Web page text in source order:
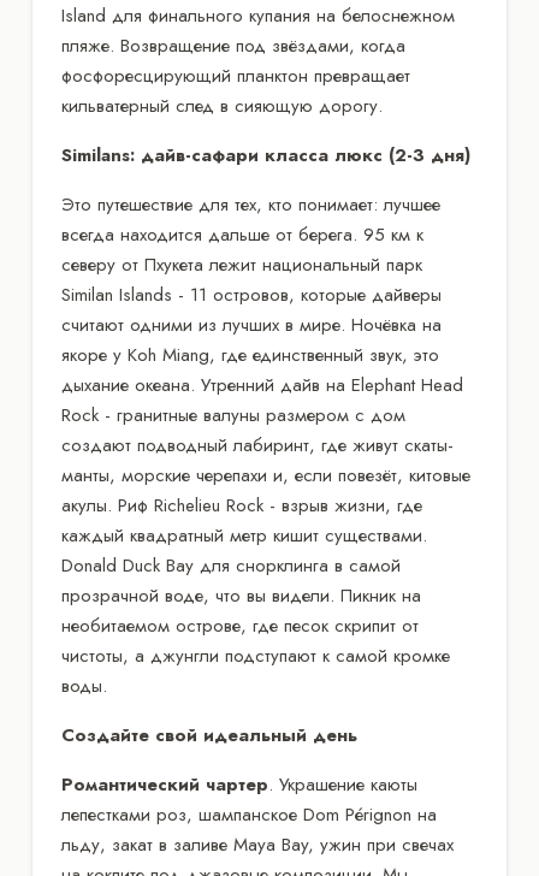
Island для финального купания на белоснежном
пляже. Возвращение под звёздами, когда
фосфоресцирующий планктон превращает
кильватерный след в сияющую дорогу.
Similans: дайв-сафари класса люкс (2-3 дня)
Это путешествие для тех, кто понимает: лучшее
всегда находится дальше от берега. 95 км к
северу от Пхукета лежит национальный парк
Similan Islands - 11 островов, которые дайверы
считают одними из лучших в мире. Ночёвка на
якоре у Koh Miang, где единственный звук, это
дыхание океана. Утренний дайв на Elephant Head
Rock - гранитные валуны размером с дом
создают подводный лабиринт, где живут скаты-
манты, морские черепахи и, если повезёт, китовые
акулы. Риф Richelieu Rock - взрыв жизни, где
каждый квадратный метр кишит существами.
Donald Duck Bay для снорклинга в самой
прозрачной воде, что вы видели. Пикник на
необитаемом острове, где песок скрипит от
чистоты, а джунгли подступают к самой кромке
воды.
Создайте свой идеальный день
Романтический чартер. Украшение каюты
лепестками роз, шампанское Dom Pérignon на
льду, закат в заливе Maya Bay, ужин при свечах